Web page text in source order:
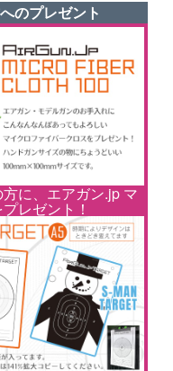
のプレゼント
に、エアガン.jp マ
レゼント！